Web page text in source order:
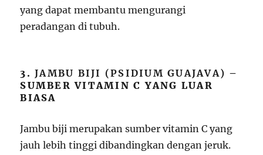
yang dapat membantu mengurangi
peradangan di tubuh.
3.JAMBU BIJI (PSIDIUM GUAJAVA) –
SUMBER VITAMIN C YANG LUAR
BIASA
Jambu biji merupakan sumber vitamin C yang
jauh lebih tinggi dibandingkan dengan jeruk.